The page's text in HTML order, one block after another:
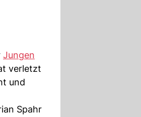
Jungen
verletzt
und
Spahr